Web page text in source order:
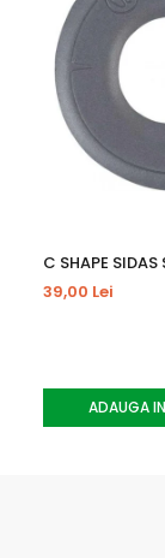
- forma
datorita
confortul
- strap QuickFit
- sistemul de
dezaburire
- strap din
- fit larg pentru
C SHAPE SIDAS
39,00 Lei
ADAUGA